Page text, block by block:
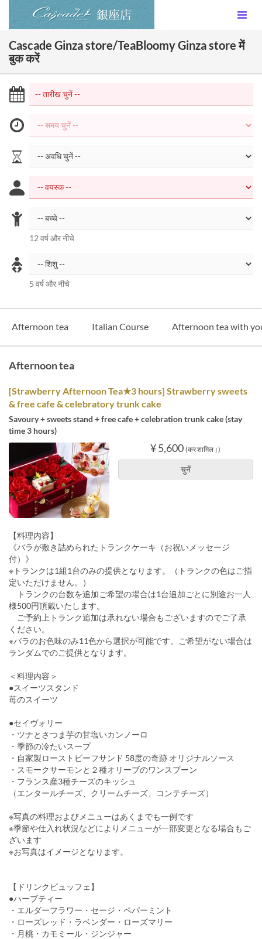
Cascade Ginza store/TeaBloomy Ginza store में
बुक करें
12 वर्ष और नीचे
5 वर्ष और नीचे
Afternoon tea Italian Course Afternoon tea with
Afternoon tea
[Strawberry Afternoon Tea★3 hours] Strawberry sweets
& free cafe & celebratory trunk cake
Savoury + sweets stand + free cafe + celebration trunk cake (stay
time 3 hours)
¥ 5,600 (कर शामिल।)
चुनें
【料理内容】
《バラが敷き詰められたトランクケーキ（お祝いメッセージ
付）》
※トランクは1組1台のみの提供となります。（トランクの色はご指
定いただけません。）
トランクの台数を追加ご希望の場合は1台追加ごとに別途お一人
様500円頂戴いたします。
ご予約上トランク追加は承れない場合もございますのでご了承
ください。
※バラのお色味のみ11色から選択が可能です。ご希望がない場合は
ランダムでのご提供となります。
＜料理内容＞
●スイーツスタンド
苺のスイーツ
●セイヴォリー
・ツナとさつま芋の甘塩いカンノーロ
・季節の冷たいスープ
・自家製ローストビーフサンド 58度の奇跡 オリジナルソース
・スモークサーモンと２種オリーブのワンスプーン
・フランス産3種チーズのキッシュ
（エンタールチーズ、クリームチーズ、コンテチーズ）
※写真の料理およびメニューはあくまでも一例です
※季節や仕入れ状況などによりメニューが一部変更となる場合もご
ざいます
※お写真はイメージとなります。
【ドリンクビュッフェ】
●ハーブティー
・エルダーフラワー・セージ・ペパーミント
・ローズレッド・ラベンダー・ローズマリー
・月桃・カモミール・ジンジャー